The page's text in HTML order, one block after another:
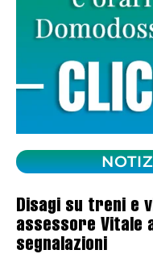
Disagi su treni e
assessore Vitale
segnalazioni